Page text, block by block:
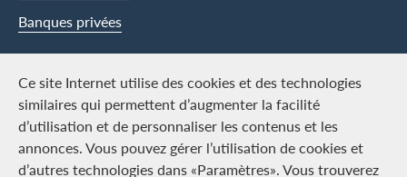
Ce site Internet utilise des cookies et des technologies
similaires qui permettent d’augmenter la facilité
d’utilisation et de personnaliser les contenus et les
annonces. Vous pouvez gérer l’utilisation de cookies et
d’autres technologies dans «Paramètres». Vous trouverez
Banques privées
Swisscard
Carrière
Offres d’emploi